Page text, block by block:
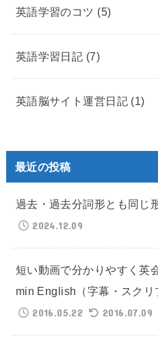
英語学習のコツ (5)
英語学習日記 (7)
英語脳サイト運営日記 (1)
最近の投稿
過去・過去分詞形とも同じ
2024.12.09
短い動画で分かりやすく英
min English（字幕・スクリ
2016.05.22
2016.07.09